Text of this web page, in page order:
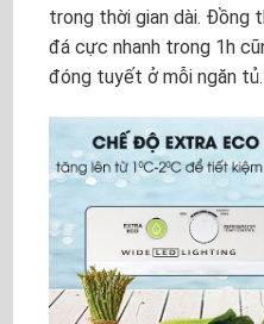
trong thời gian dài. Đồng
đá cực nhanh trong 1h
đóng tuyết ở mỗi ngăn tủ.